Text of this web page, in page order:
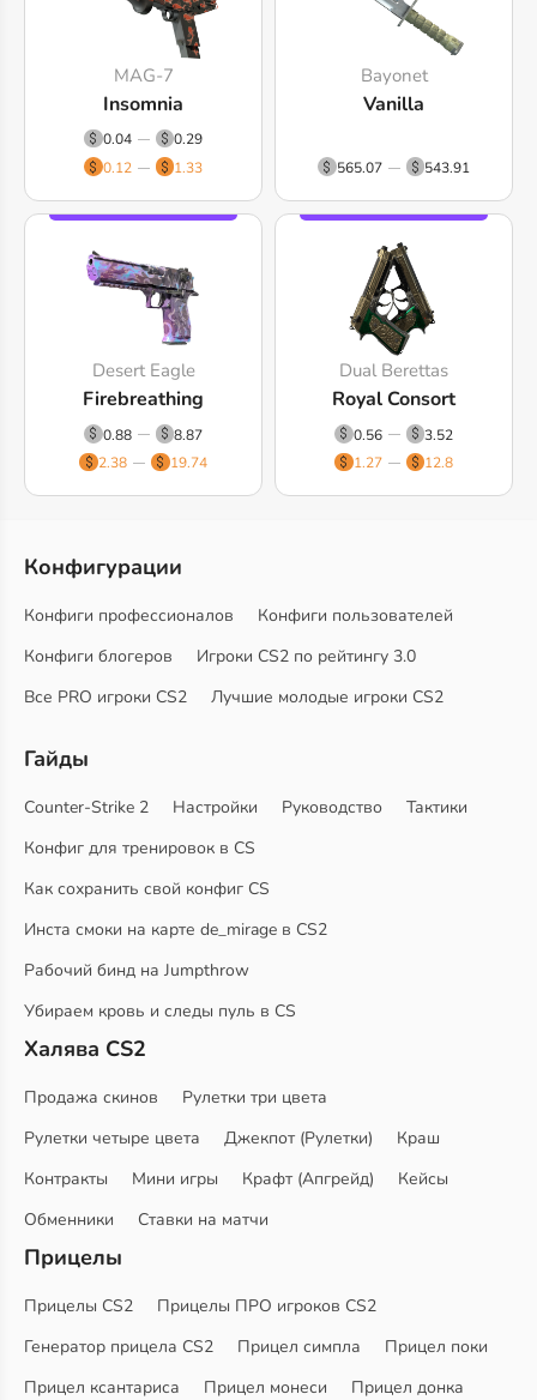
MAG-7
Insomnia
0.04
0.29
0.12
1.33
Bayonet
Vanilla
565.07 543.91
Desert Eagle
Firebreathing
0.88
8.87
2.38
19.74
Dual Berettas
Royal Consort
0.56
3.52
1.27
12.8
Конфигурации
Конфиги профессионалов
Конфиги пользователей
Конфиги блогеров
Игроки CS2 по рейтингу 3.0
Все PRO игроки CS2
Лучшие молодые игроки CS2
Гайды
Counter-Strike 2 Настройки Руководство
Тактики
Конфиг для тренировок в CS
Как сохранить свой конфиг CS
Инста смоки на карте de_mirage в CS2
Рабочий бинд на Jumpthrow
Убираем кровь и следы пуль в CS
Халява CS2
Продажа скинов
Рулетки три цвета
Рулетки четыре цвета
Джекпот (Рулетки)
Краш
Контракты
Мини игры Крафт (Апгрейд)
Кейсы
Обменники
Ставки на матчи
Прицелы
Прицелы CS2
Прицелы ПРО игроков CS2
Генератор прицела CS2
Прицел симпла
Прицел поки
Прицел ксантариса
Прицел монеси
Прицел донка